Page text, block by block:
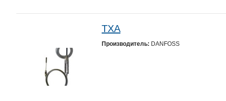
TXA
Производитель: DANFOSS